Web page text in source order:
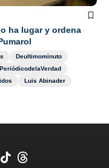
ha lugar y ordena
Deultimominuto
Luis Abinader